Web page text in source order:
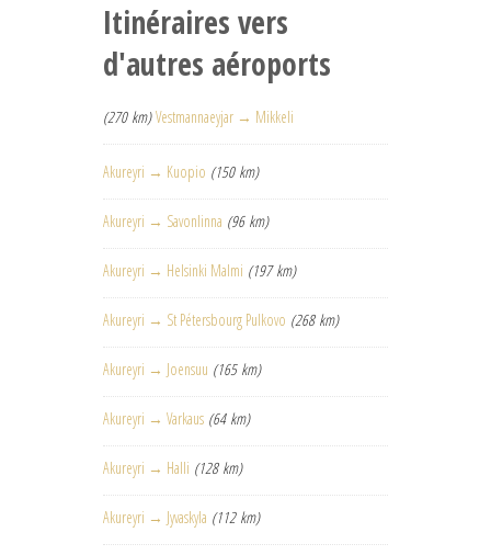
Itinéraires vers
d'autres aéroports
(270 km) Vestmannaeyjar → Mikkeli
Akureyri → Kuopio (150 km)
Akureyri → Savonlinna (96 km)
Akureyri → Helsinki Malmi (197 km)
Akureyri → St Pétersbourg Pulkovo (268 km)
Akureyri → Joensuu (165 km)
Akureyri → Varkaus (64 km)
Akureyri → Halli (128 km)
Akureyri → Jyvaskyla (112 km)